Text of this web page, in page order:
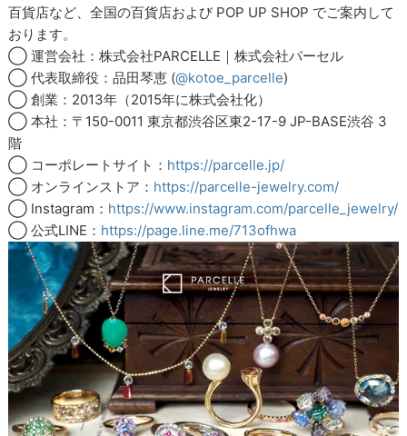
百貨店など、全国の百貨店および POP UP SHOP でご案内して
おります。
◯ 運営会社：株式会社PARCELLE｜株式会社パーセル
◯ 代表取締役：品田琴恵 (@kotoe_parcelle)
◯ 創業：2013年（2015年に株式会社化）
◯ 本社：〒150-0011 東京都渋谷区東2-17-9 JP-BASE渋谷 3
階
◯ コーポレートサイト： https://parcelle.jp/
◯ オンラインストア： https://parcelle-jewelry.com/
◯ Instagram： https://www.instagram.com/parcelle_jewelry/
◯ 公式LINE： https://page.line.me/713ofhwa